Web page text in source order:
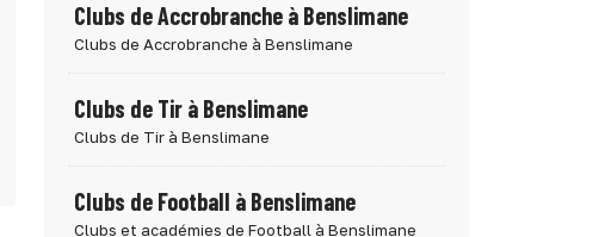
Clubs de Accrobranche à Benslimane
Clubs de Accrobranche à Benslimane
Clubs de Tir à Benslimane
Clubs de Tir à Benslimane
Clubs de Football à Benslimane
Clubs et académies de Football à Benslimane